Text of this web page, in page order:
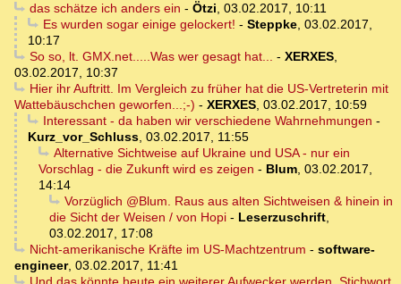
das schätze ich anders ein - Ötzi, 03.02.2017, 10:11
Es wurden sogar einige gelockert! - Steppke, 03.02.2017,
10:17
So so, lt. GMX.net.....Was wer gesagt hat... - XERXES,
03.02.2017, 10:37
Hier ihr Auftritt. Im Vergleich zu früher hat die US-Vertreterin mit
Wattebäuschchen geworfen...;-) - XERXES, 03.02.2017, 10:59
Interessant - da haben wir verschiedene Wahrnehmungen -
Kurz_vor_Schluss, 03.02.2017, 11:55
Alternative Sichtweise auf Ukraine und USA - nur ein
Vorschlag - die Zukunft wird es zeigen - Blum, 03.02.2017,
14:14
Vorzüglich @Blum. Raus aus alten Sichtweisen & hinein in
die Sicht der Weisen / von Hopi - Leserzuschrift,
03.02.2017, 17:08
Nicht-amerikanische Kräfte im US-Machtzentrum - software-
engineer, 03.02.2017, 11:41